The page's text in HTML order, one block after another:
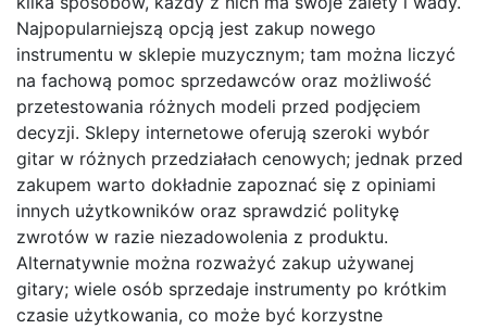
Najpopularniejszą opcją jest zakup nowego
instrumentu w sklepie muzycznym; tam można liczyć
na fachową pomoc sprzedawców oraz możliwość
przetestowania różnych modeli przed podjęciem
decyzji. Sklepy internetowe oferują szeroki wybór
gitar w różnych przedziałach cenowych; jednak przed
zakupem warto dokładnie zapoznać się z opiniami
innych użytkowników oraz sprawdzić politykę
zwrotów w razie niezadowolenia z produktu.
Alternatywnie można rozważyć zakup używanej
gitary; wiele osób sprzedaje instrumenty po krótkim
czasie użytkowania, co może być korzystne